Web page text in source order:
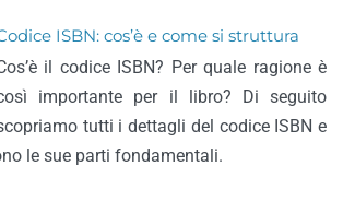
ISBN: cos’è e come si struttura
il codice ISBN? Per quale ragione è
importante per il libro? Di seguito
tutti i dettagli del codice ISBN e
le sue parti fondamentali.